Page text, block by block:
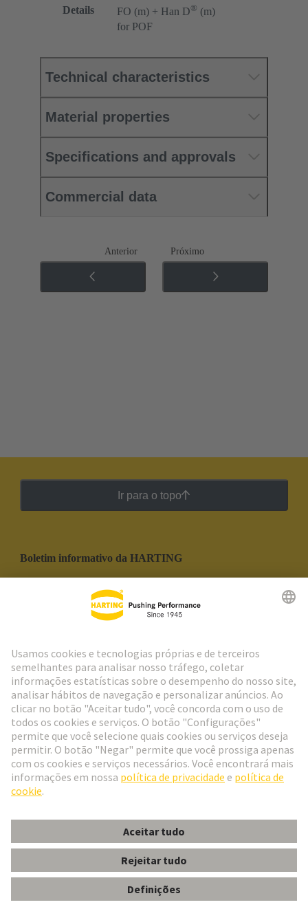
Han BRID MACHO-C+2 FOC-MACHO-C
Details
FO (m) + Han D® (m)
for POF
Technical characteristics
Material properties
Specifications and approvals
Commercial data
Anterior Próximo
Ir para o topo
Boletim informativo da HARTING
Social Media
Portugal Português
© Grupo de Tecnologia HARTING
ImprimirPolítica de Privacidade
Termos de Utilização